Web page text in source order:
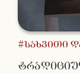
#სახვითი